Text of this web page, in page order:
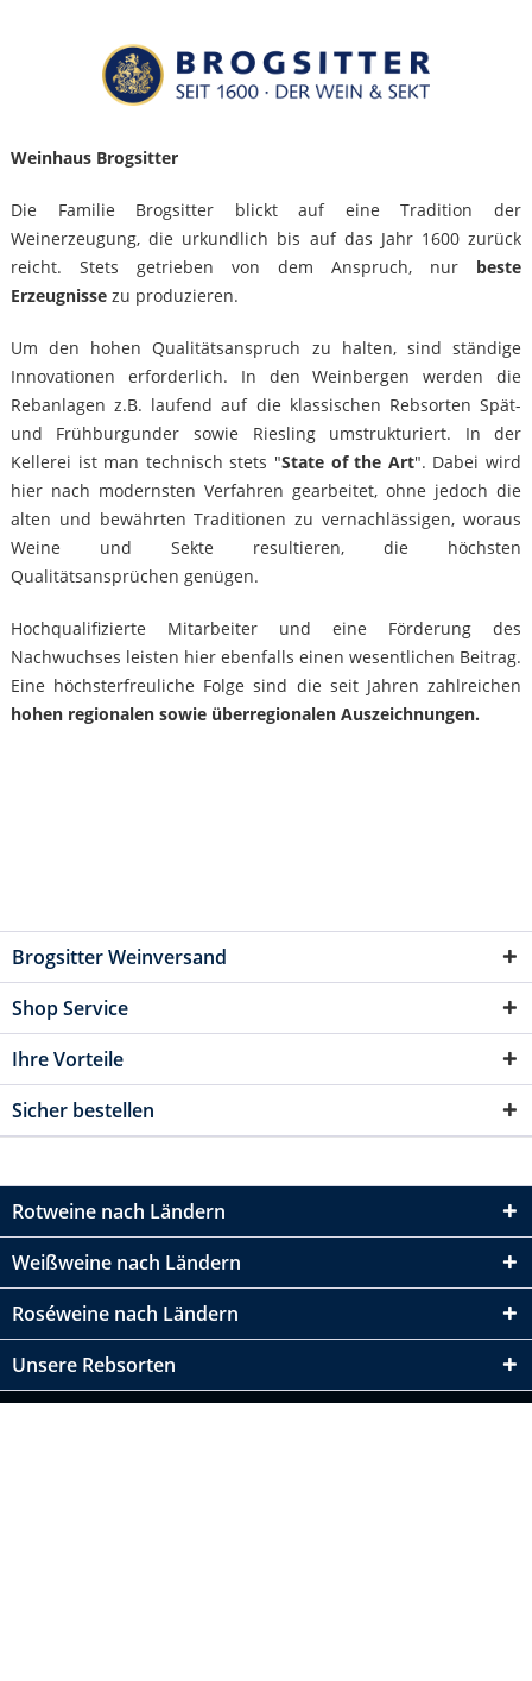
Weinhaus Brogsitter
Die Familie Brogsitter blickt auf eine Tradition der
Weinerzeugung, die urkundlich bis auf das Jahr 1600 zurück
reicht. Stets getrieben von dem Anspruch, nur beste
Erzeugnissezu produzieren.
Um den hohen Qualitätsanspruch zu halten, sind ständige
Innovationen erforderlich. In den Weinbergen werden die
Rebanlagen z.B. laufend auf die klassischen Rebsorten Spät-
und Frühburgunder sowie Riesling umstrukturiert. In der
Kellerei ist man technisch stets "State of the Art". Dabei wird
hier nach modernsten Verfahren gearbeitet, ohne jedoch die
alten und bewährten Traditionen zu vernachlässigen, woraus
Weine und Sekte resultieren, die höchsten
Qualitätsansprüchen genügen.
Hochqualifizierte Mitarbeiter und eine Förderung des
Nachwuchses leisten hier ebenfalls einen wesentlichen Beitrag.
Eine höchsterfreuliche Folge sind die seit Jahren zahlreichen
hohen regionalen sowie überregionalen Auszeichnungen.
Brogsitter Weinversand
Shop Service
Ihre Vorteile
Sicher bestellen
Rotweine nach Ländern
Weißweine nach Ländern
Roséweine nach Ländern
Unsere Rebsorten